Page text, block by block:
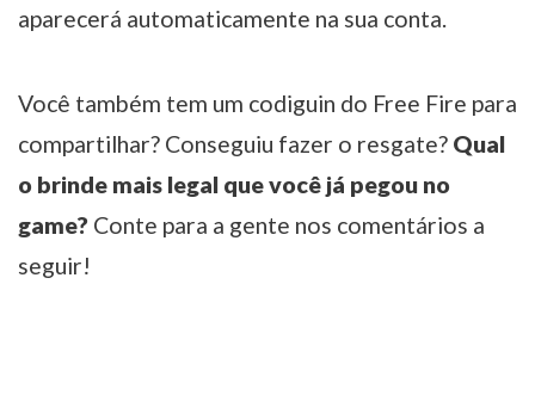
aparecerá automaticamente na sua conta.
Você também tem um codiguin do Free Fire para
compartilhar? Conseguiu fazer o resgate? Qual
o brinde mais legal que você já pegou no
game? Conte para a gente nos comentários a
seguir!